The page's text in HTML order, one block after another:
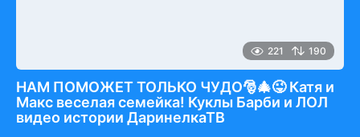
221 190
НАМ ПОМОЖЕТ ТОЛЬКО ЧУДО🎅🎄😜 Катя и
Макс веселая семейка! Куклы Барби и ЛОЛ
видео истории ДаринелкаТВ